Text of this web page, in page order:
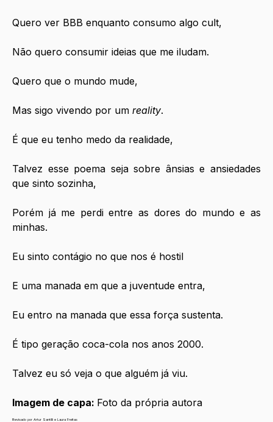
Quero ver BBB enquanto consumo algo cult,
Não quero consumir ideias que me iludam.
Quero que o mundo mude,
Mas sigo vivendo por um reality.
É que eu tenho medo da realidade,
Talvez esse poema seja sobre ânsias e ansiedades
que sinto sozinha,
Porém já me perdi entre as dores do mundo e as
minhas.
Eu sinto contágio no que nos é hostil
E uma manada em que a juventude entra,
Eu entro na manada que essa força sustenta.
É tipo geração coca-cola nos anos 2000.
Talvez eu só veja o que alguém já viu.
Imagem de capa: Foto da própria autora
Revisado por Artur Santilli e Laura Freitas